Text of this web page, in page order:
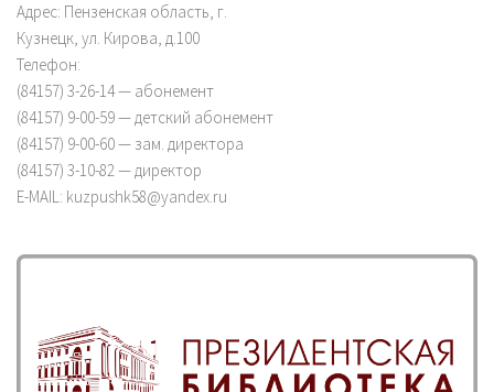
Адрес: Пензенская область, г.
Кузнецк, ул. Кирова, д.100
Телефон:
(84157) 3-26-14 — абонемент
(84157) 9-00-59 — детский абонемент
(84157) 9-00-60 — зам. директора
(84157) 3-10-82 — директор
E-MAIL: kuzpushk58@yandex.ru